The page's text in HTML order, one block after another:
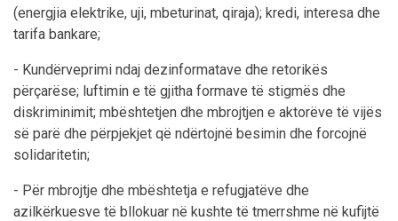
(energjia elektrike, uji, mbeturinat, qiraja); kredi, interesa dhe
tarifa bankare;
- Kundërveprimi ndaj dezinformatave dhe retorikës
përçarëse; luftimin e të gjitha formave të stigmës dhe
diskriminimit; mbështetjen dhe mbrojtjen e aktorëve të vijës
së parë dhe përpjekjet që ndërtojnë besimin dhe forcojnë
solidaritetin;
- Për mbrojtje dhe mbështetja e refugjatëve dhe
azilkërkuesve të bllokuar në kushte të tmerrshme në kufijtë